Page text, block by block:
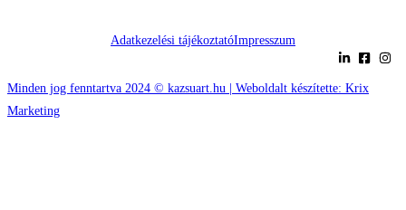
Adatkezelési tájékoztatóImpresszum
Minden jog fenntartva 2024 © kazsuart.hu | Weboldalt készítette: Krix
Marketing